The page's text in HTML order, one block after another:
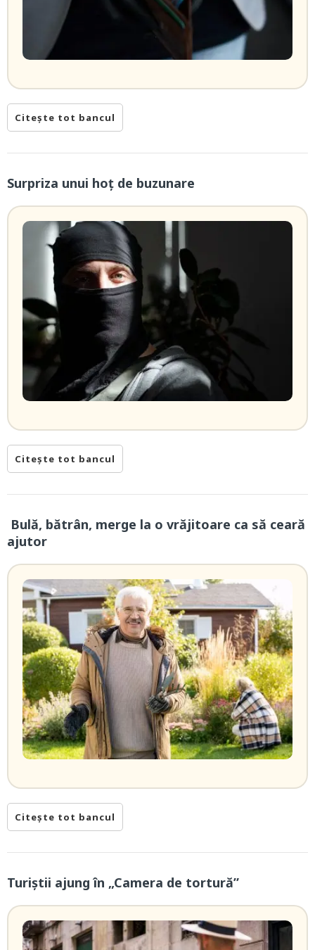
Citește tot bancul
Surpriza unui hoţ de buzunare
Citește tot bancul
Bulă, bătrân, merge la o vrăjitoare ca să ceară
ajutor
Citește tot bancul
Turiștii ajung în „Camera de tortură”